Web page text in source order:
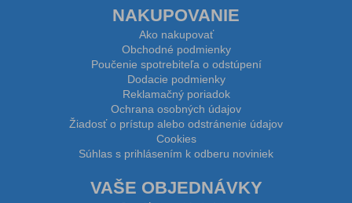
NAKUPOVANIE
Ako nakupovať
Obchodné podmienky
Poučenie spotrebiteľa o odstúpení
Dodacie podmienky
Reklamačný poriadok
Ochrana osobných údajov
Žiadosť o prístup alebo odstránenie údajov
Cookies
Súhlas s prihlásením k odberu noviniek
VAŠE OBJEDNÁVKY